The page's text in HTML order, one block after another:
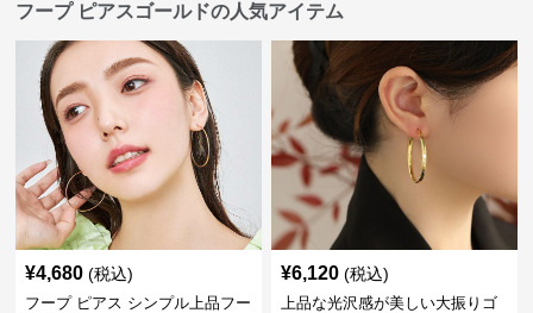
フープ ピアスゴールドの人気アイテム
¥4,680 (税込)
フープ ピアス シンプル上品フー
¥6,120 (税込)
上品な光沢感が美しい大振りゴ